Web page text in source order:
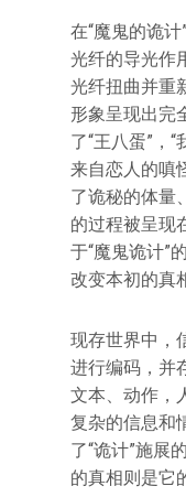
在“魔鬼的诡
光纤的导光作
光纤扭曲并重
形象呈现出完
了“王八蛋”，
来自恋人的嗔
了诡秘的体量
的过程被呈现
于“魔鬼诡计”
改变本初的真
现存世界中，
进行编码，并
文本、动作，
复杂的信息和
了“诡计”施展
的真相则是它